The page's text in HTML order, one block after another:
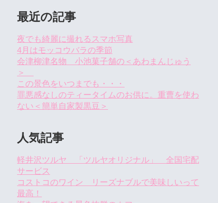
最近の記事
夜でも綺麗に撮れるスマホ写真
4月はモッコウバラの季節
会津柳津名物 小池菓子舗の＜あわまんじゅう
＞
この景色をいつまでも・・・
罪悪感なしのティータイムのお供に。重曹を使わ
ない＜簡単自家製黒豆＞
人気記事
軽井沢ツルヤ 「ツルヤオリジナル」 全国宅配
サービス
コストコのワイン リーズナブルで美味しいって
最高！